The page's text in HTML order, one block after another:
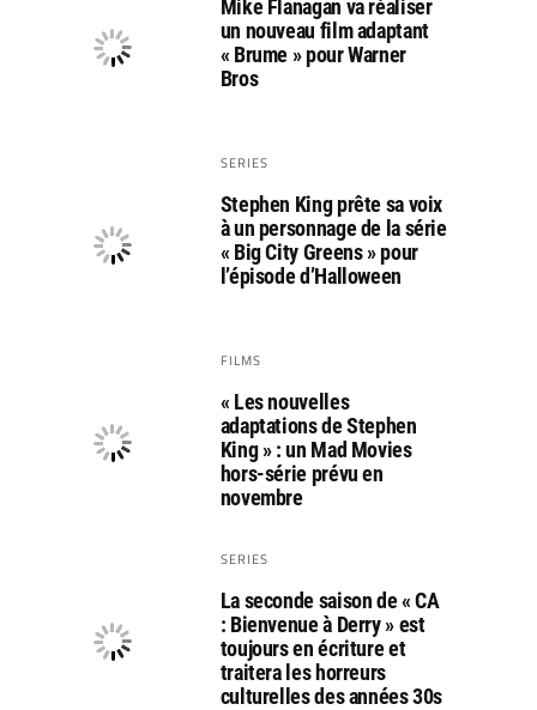
Mike Flanagan va réaliser
un nouveau film adaptant
« Brume » pour Warner
Bros
SERIES
Stephen King prête sa voix
à un personnage de la série
« Big City Greens » pour
l’épisode d’Halloween
FILMS
« Les nouvelles
adaptations de Stephen
King » : un Mad Movies
hors-série prévu en
novembre
SERIES
La seconde saison de « CA
: Bienvenue à Derry » est
toujours en écriture et
traitera les horreurs
culturelles des années 30s